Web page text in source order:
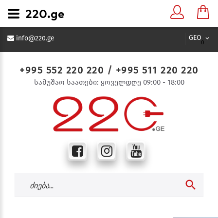
GEO
0
info@220.ge
+995 552 220 220 / +995 511 220 220
სამუშაო საათები: ყოველდღე 09:00 - 18:00
220.ge